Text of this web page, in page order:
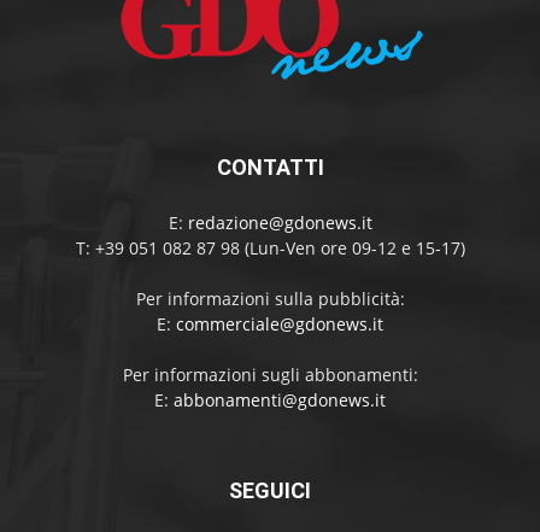
CONTATTI
E: redazione@gdonews.it
T: +39 051 082 87 98 (Lun-Ven ore 09-12 e 15-17)
Per informazioni sulla pubblicità:
E: commerciale@gdonews.it
Per informazioni sugli abbonamenti:
E: abbonamenti@gdonews.it
SEGUICI